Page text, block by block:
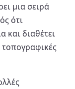
μια σειρά
ότι
και διαθέτει
τοπογραφικές